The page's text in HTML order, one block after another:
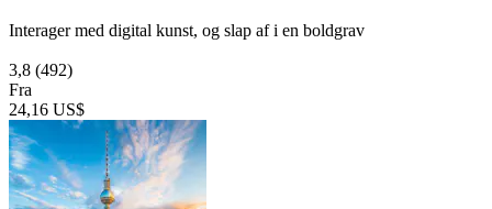
Interager med digital kunst, og slap af i en boldgrav
3,8 (492)
Fra
24,16 US$